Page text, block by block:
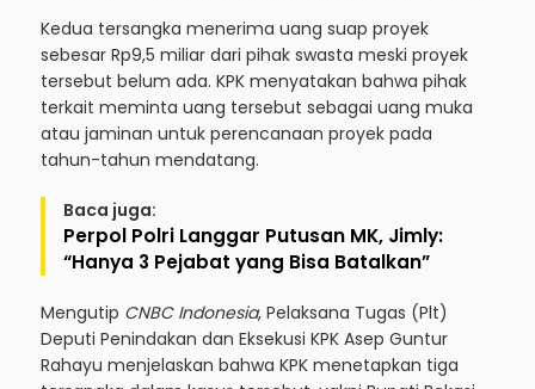
Kedua tersangka menerima uang suap proyek
sebesar Rp9,5 miliar dari pihak swasta meski proyek
tersebut belum ada. KPK menyatakan bahwa pihak
terkait meminta uang tersebut sebagai uang muka
atau jaminan untuk perencanaan proyek pada
tahun-tahun mendatang.
Baca juga:
Perpol Polri Langgar Putusan MK, Jimly:
“Hanya 3 Pejabat yang Bisa Batalkan”
Mengutip CNBC Indonesia, Pelaksana Tugas (Plt)
Deputi Penindakan dan Eksekusi KPK Asep Guntur
Rahayu menjelaskan bahwa KPK menetapkan tiga